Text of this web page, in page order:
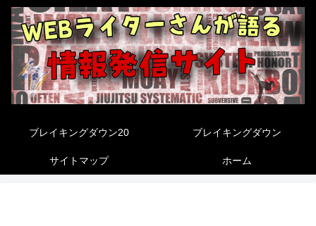
ブレイキングダウン20 ブレイキングダウン
サイトマップ ホーム